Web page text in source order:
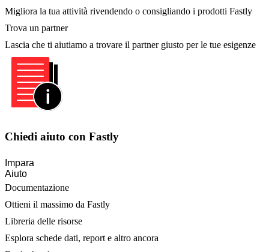
Migliora la tua attività rivendendo o consigliando i prodotti Fastly
Trova un partner
Lascia che ti aiutiamo a trovare il partner giusto per le tue esigenze
Chiedi aiuto con Fastly
Impara
Aiuto
Documentazione
Ottieni il massimo da Fastly
Libreria delle risorse
Esplora schede dati, report e altro ancora